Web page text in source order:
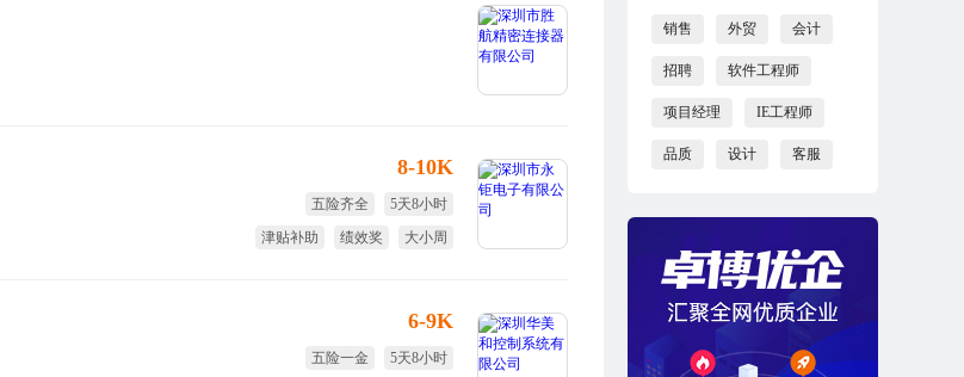
销售 外贸 会计
招聘 软件工程师
项目经理 IE工程师
品质 设计 客服
8-10K
五险齐全
5天8小时
津贴补助
绩效奖
大小周
6-9K
五险一金
5天8小时